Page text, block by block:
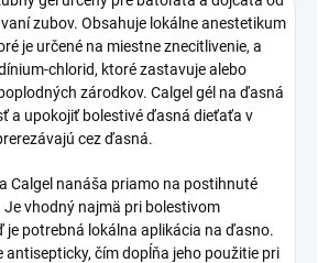
zubov. Obsahuje lokálne anestetikum
je určené na miestne znecitlivenie, a
chlorid, ktoré zastavuje alebo
zárodkov. Calgel gél na ďasná
a upokojiť bolestivé ďasná dieťaťa v
cez ďasná.
Calgel nanáša priamo na postihnuté
vhodný najmä pri bolestivom
je potrebná lokálna aplikácia na ďasno.
antisepticky, čím dopĺňa jeho použitie pri